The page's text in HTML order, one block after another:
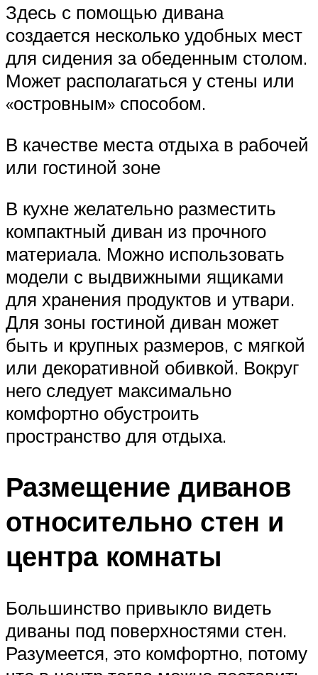
Здесь с помощью дивана
создается несколько удобных мест
для сидения за обеденным столом.
Может располагаться у стены или
«островным» способом.
В качестве места отдыха в рабочей
или гостиной зоне
В кухне желательно разместить
компактный диван из прочного
материала. Можно использовать
модели с выдвижными ящиками
для хранения продуктов и утвари.
Для зоны гостиной диван может
быть и крупных размеров, с мягкой
или декоративной обивкой. Вокруг
него следует максимально
комфортно обустроить
пространство для отдыха.
Размещение диванов
относительно стен и
центра комнаты
Большинство привыкло видеть
диваны под поверхностями стен.
Разумеется, это комфортно, потому